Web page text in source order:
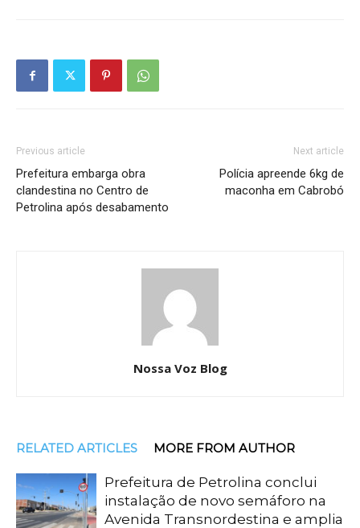
Previous article
Prefeitura embarga obra
clandestina no Centro de
Petrolina após desabamento
Next article
Polícia apreende 6kg de
maconha em Cabrobó
Nossa Voz Blog
RELATED ARTICLES MORE FROM AUTHOR
Prefeitura de Petrolina conclui
instalação de novo semáforo na
Avenida Transnordestina e amplia